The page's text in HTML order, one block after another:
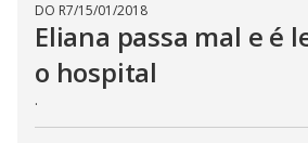
DO R7/15/01/2018
Eliana passa mal e é
o hospital
.